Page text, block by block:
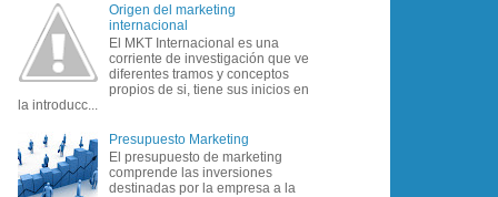
Origen del marketing
internacional
El MKT Internacional es una
corriente de investigación que ve
diferentes tramos y conceptos
propios de si, tiene sus inicios en
la introducc...
Presupuesto Marketing
El presupuesto de marketing
comprende las inversiones
destinadas por la empresa a la